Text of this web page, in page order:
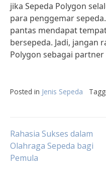
jika Sepeda Polygon
para penggemar
pantas mendapat
bersepeda. Jadi, jangan
Polygon sebagai
Posted in Jenis Sepeda
Post
navigation
Rahasia Sukses dalam
Olahraga Sepeda bagi
Pemula